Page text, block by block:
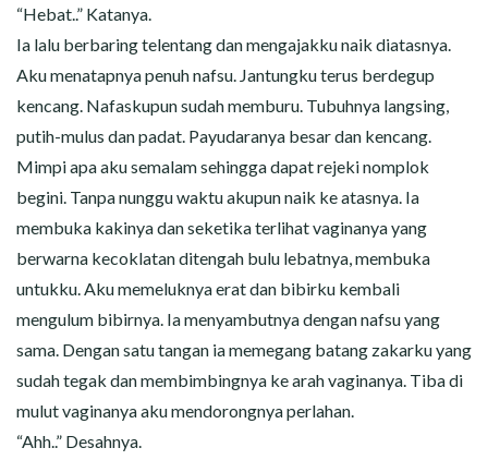
“Hebat..” Katanya.
Ia lalu berbaring telentang dan mengajakku naik diatasnya.
Aku menatapnya penuh nafsu. Jantungku terus berdegup
kencang. Nafaskupun sudah memburu. Tubuhnya langsing,
putih-mulus dan padat. Payudaranya besar dan kencang.
Mimpi apa aku semalam sehingga dapat rejeki nomplok
begini. Tanpa nunggu waktu akupun naik ke atasnya. Ia
membuka kakinya dan seketika terlihat vaginanya yang
berwarna kecoklatan ditengah bulu lebatnya, membuka
untukku. Aku memeluknya erat dan bibirku kembali
mengulum bibirnya. Ia menyambutnya dengan nafsu yang
sama. Dengan satu tangan ia memegang batang zakarku yang
sudah tegak dan membimbingnya ke arah vaginanya. Tiba di
mulut vaginanya aku mendorongnya perlahan.
“Ahh..” Desahnya.